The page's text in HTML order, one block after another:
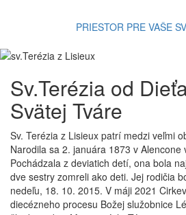
PRIESTOR PRE VAŠE
Sv.Terézia od
Svätej Tváre
Sv. Terézia z Lisieux patrí medzi veľmi
Narodila sa 2. januára 1873 v Alencone
Pochádzala z deviatich detí, ona bola
dve sestry zomreli ako deti. Jej rodičia
nedeľu, 18. 10. 2015. V máji 2021
diecézneho procesu Božej služobnice